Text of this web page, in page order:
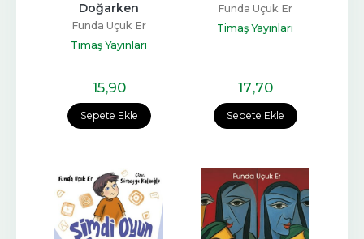
Sepete Ekle
Doğarken
Funda Uçuk Er
Timaş Yayınları
15,90
Sepete Ekle
Funda Uçuk Er
Timaş Yayınları
17,70